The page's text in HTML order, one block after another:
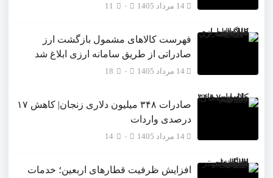
14 مرداد 1405 11
فهرست کالاهای مشمول بازگشت ارز
صادراتی از طریق سامانه ارزی ابلاغ شد
14 مرداد 1405 18
صادرات ۳۴۸ میلیون دلاری زنجان| ‌کاهش ۱۷
درصدی واردات
14 مرداد 1405 14
افزایش ظرفیت قطارهای اربعین؛ خدمات